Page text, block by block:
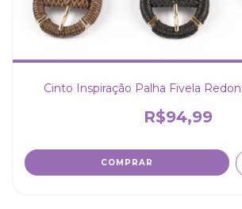
Cinto Inspiração Palha Fivela
R$94,99
COMPRAR